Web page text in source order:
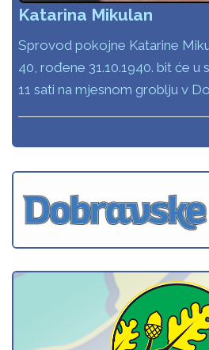
Katarina Mikulan
Sprovod pokojne Katarine
40, rođene 31.10.1940. bit će u
11 sati na mjesnom groblju v